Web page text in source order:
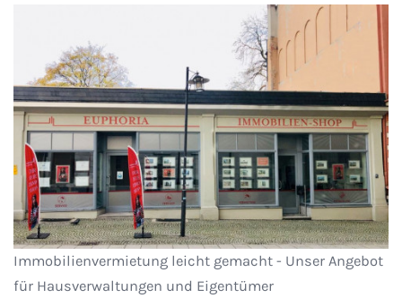
Immobilienvermietung leicht gemacht - Unser Angebot
für Hausverwaltungen und Eigentümer